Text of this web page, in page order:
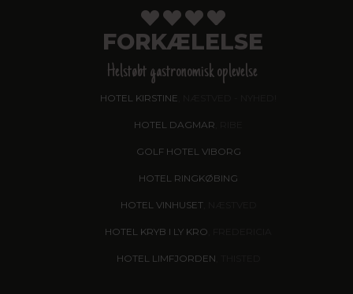
FORKÆLELSE
Helstøbt gastronomisk oplevelse
HOTEL KIRSTINE
HOTEL DAGMAR
GOLF HOTEL VIBORG
HOTEL RINGKØBING
HOTEL VINHUSET, NÆSTVED
HOTEL KRYB I LY KRO
HOTEL LIMFJORDEN